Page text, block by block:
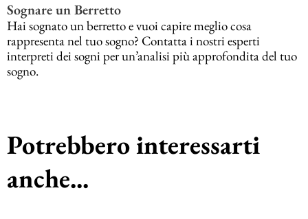
Sognare un Berretto
Hai sognato un berretto e vuoi capire meglio cosa
rappresenta nel tuo sogno? Contatta i nostri esperti
interpreti dei sogni per un’analisi più approfondita del tuo
sogno.
Potrebbero interessarti
anche...